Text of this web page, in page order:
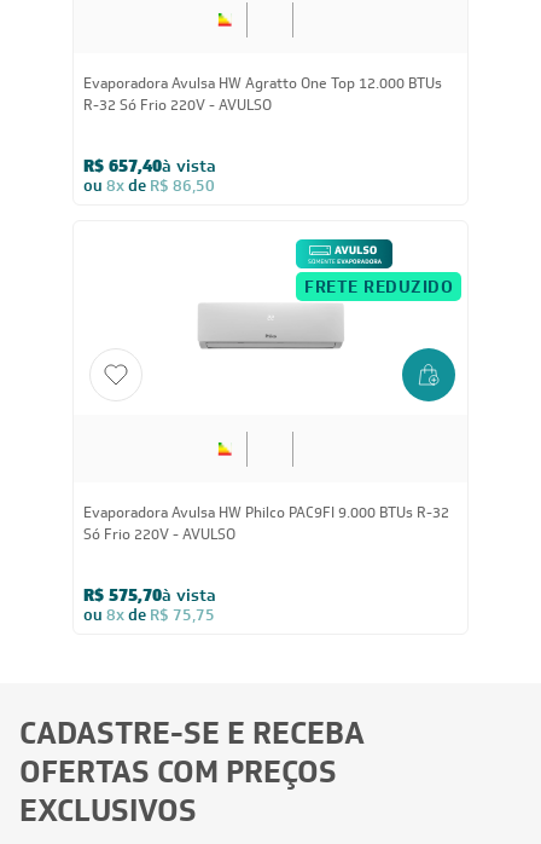
Evaporadora Avulsa HW Agratto One Top 12.000 BTUs
R-32 Só Frio 220V - AVULSO
R$ 657,40à vista
ou 8xde R$ 86,50
FRETE REDUZIDO
Evaporadora Avulsa HW Philco PAC9FI 9.000 BTUs R-32
Só Frio 220V - AVULSO
R$ 575,70à vista
ou 8xde R$ 75,75
CADASTRE-SE E RECEBA
OFERTAS COM PREÇOS
EXCLUSIVOS